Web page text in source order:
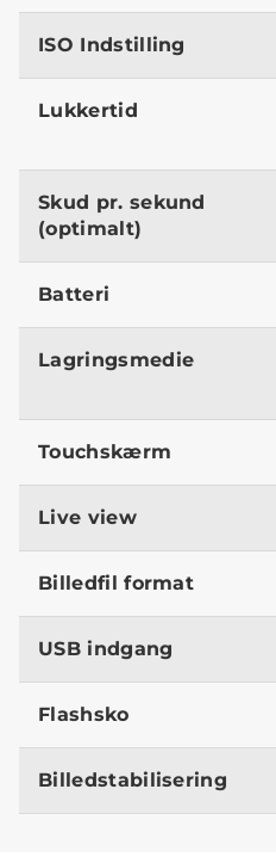
ISO Indstilling
Lukkertid
Skud pr. sekund
(optimalt)
Batteri
Lagringsmedie
Touchskærm
Live view
Billedfil format
USB indgang
Flashsko
Billedstabilisering